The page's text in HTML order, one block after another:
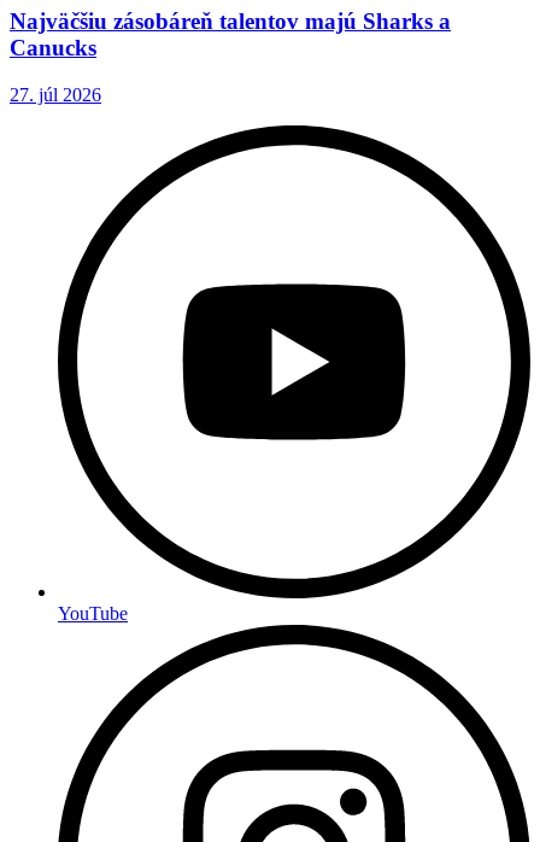
Najväčšiu zásobáreň talentov majú Sharks a
Canucks
27. júl 2026
YouTube